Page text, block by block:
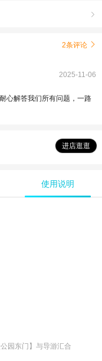

2条评论 
2025-11-06
心解答我们所有问题，一路
进店逛逛
使用说明
园东门】与导游汇合